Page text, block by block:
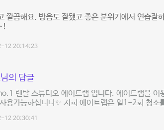
깔끔해요. 방음도 잘됐고 좋은 분위기에서 연습잘
12 20:14:23
의 답글
렌탈 스튜디오 에이트랩 입니다. 에이트랩을 이
용가능하십니다✨ 저희 에이트랩은 일1-2회 청소
12 20:30:41